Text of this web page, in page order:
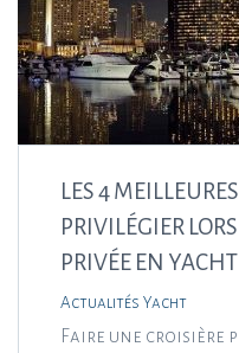
LES 4
PRIVILÉGIER
PRIVÉE EN YACHT
Actualités Yacht
Faire une croisière